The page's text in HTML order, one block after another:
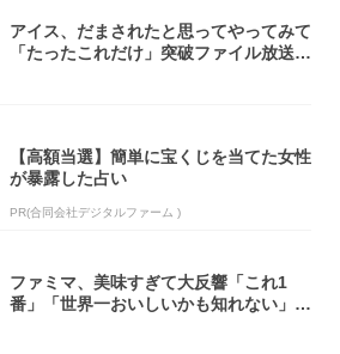
アイス、だまされたと思ってやってみて
「たったこれだけ」突破ファイル放送で
【高額当選】簡単に宝くじを当てた女性
が暴露した占い
PR(合同会社デジタルファーム )
ファミマ、美味すぎて大反響「これ1
番」「世界一おいしいかも知れない」